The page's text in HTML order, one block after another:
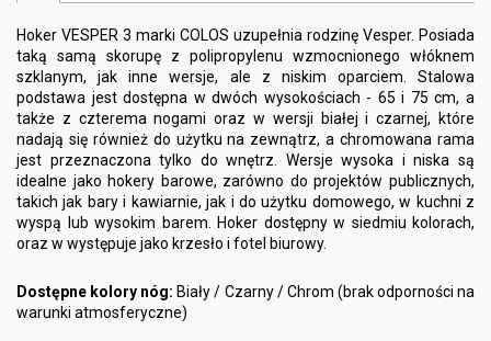
Hoker VESPER 3 marki COLOS uzupełnia rodzinę Vesper. Posiada
taką samą skorupę z polipropylenu wzmocnionego włóknem
szklanym, jak inne wersje, ale z niskim oparciem. Stalowa
podstawa jest dostępna w dwóch wysokościach - 65 i 75 cm, a
także z czterema nogami oraz w wersji białej i czarnej, które
nadają się również do użytku na zewnątrz, a chromowana rama
jest przeznaczona tylko do wnętrz. Wersje wysoka i niska są
idealne jako hokery barowe, zarówno do projektów publicznych,
takich jak bary i kawiarnie, jak i do użytku domowego, w kuchni z
wyspą lub wysokim barem. Hoker dostępny w siedmiu kolorach,
oraz w występuje jako krzesło i fotel biurowy.
Dostępne kolory nóg: Biały / Czarny / Chrom (brak odporności na
warunki atmosferyczne)